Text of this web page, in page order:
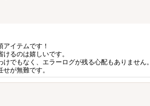
イテムです！
るのは嬉しいです。
でもなく、エラーログが残る心配もありません。
が無難です。